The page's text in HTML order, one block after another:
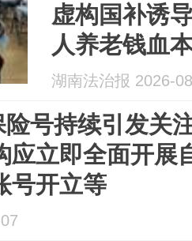
虚构国补诱
人养老钱血
良心不安”；
湖南法治报 2026-
号持续引发关
应立即全面开展
号开立等